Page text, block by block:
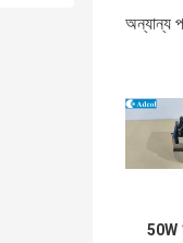
অন্যান্য
50W